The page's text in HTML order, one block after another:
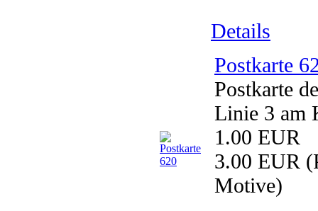
Details
Postkarte
Postkarte
Linie 3 am
1.00 EUR
3.00 EUR
Motive)